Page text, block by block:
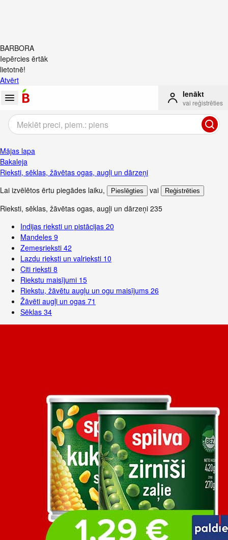
BARBORA
Iepērcies ērtāk
lietotnē!
Atvērt
Ienākt
vai reģistrēties
Mājas lapa
Bakaleja
Rieksti, sēklas, žāvētas ogas, augļi un dārzeņi
Lai izvēlētos ērtu piegādes laiku, Pieslēgties vai Reģistrēties
Rieksti, sēklas, žāvētas ogas, augļi un dārzeņi 235
Indijas rieksti un pistācijas 20
Mandeles 9
Zemesrieksti 42
Lazdu rieksti un valrieksti 10
Citi rieksti 8
Riekstu maisījumi 15
Riekstu, žāvētu augļu un ogu maisījums 26
Žāvēti augļi un ogas 71
Sēklas 34